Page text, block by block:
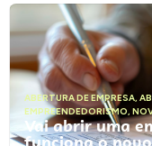
ABERTURA DE EMPRESA,
EMPREENDEDORISMO,
Vai abrir uma